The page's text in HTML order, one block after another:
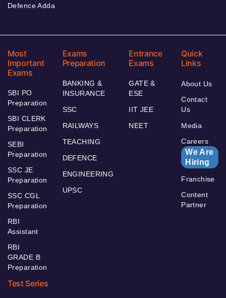
Defence Adda
Most
Important
Exams
SBI PO
Preparation
SBI CLERK
Preparation
SEBI
Preparation
SSC JE
Preparation
SSC CGL
Preparation
RBI
Assistant
RBI
GRADE B
Preparation
Exams
Preparation
BANKING &
INSURANCE
SSC
RAILWAYS
TEACHING
DEFENCE
ENGINEERING
UPSC
Entrance
Exams
GATE &
ESE
IIT JEE
NEET
Quick
Links
About Us
Contact
Us
Media
Careers
We Are
Hiring
Franchise
Content
Partner
Test Series